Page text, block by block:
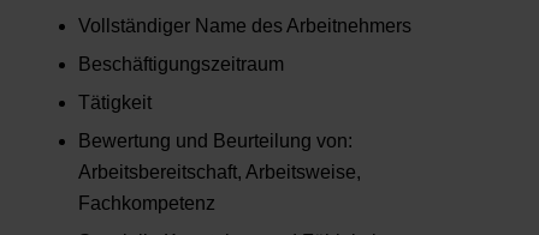
Vollständiger Name des Arbeitnehmers
Beschäftigungszeitraum
Tätigkeit
Bewertung und Beurteilung von:
Arbeitsbereitschaft, Arbeitsweise,
Fachkompetenz